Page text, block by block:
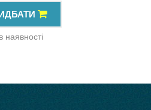
наявності